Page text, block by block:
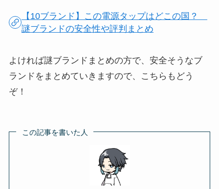
【10ブランド】この電源タップはどこの国？
謎ブランドの安全性や評判まとめ
よければ謎ブランドまとめの方で、安全そうなブ
ランドをまとめていきますので、こちらもどう
ぞ！
この記事を書いた人